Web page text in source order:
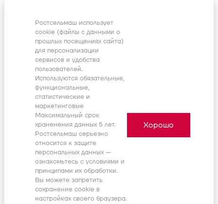
Номер позиции:9
Кол-во позиций:
Начало, дата:-
Окончание, дата:-
Тяга фиксирующего механизма
тормозной рукоятки
Кол-во позиций:1
Начало, дата:-
Окончание, дата:-
Пружина фиксирующего стержня
Ростсельмаш использует
cookie (файлы с данными о
прошлых посещениях сайта)
для персонализации
сервисов и удобства
пользователей.
Используются обязательные,
функциональные,
статистические и
маркетинговые
Максимальный срок
храненения данных 5 лет.
Ростсельмаш серьезно
относится к защите
персональных данных —
ознакомьтесь с условиями и
принципами их обработки.
Вы можете запретить
сохранение cookie в
настройках своего браузера.
Хорошо